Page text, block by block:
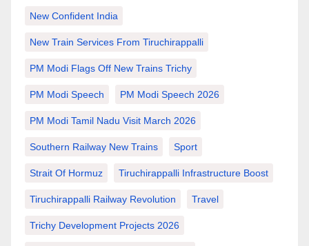
New Confident India
New Train Services From Tiruchirappalli
PM Modi Flags Off New Trains Trichy
PM Modi Speech PM Modi Speech 2026
PM Modi Tamil Nadu Visit March 2026
Southern Railway New Trains Sport
Strait Of Hormuz Tiruchirappalli Infrastructure Boost
Tiruchirappalli Railway Revolution Travel
Trichy Development Projects 2026